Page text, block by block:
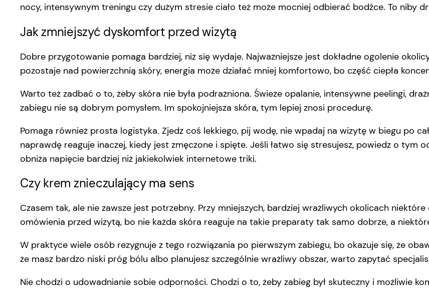
nocy, intensywnym treningu czy dużym stresie ciało też może mocniej odbierać bodźce. To niby
Jak zmniejszyć dyskomfort przed wizytą
Dobre przygotowanie pomaga bardziej, niż się wydaje. Najważniejsze jest dokładne ogolenie
pozostaje nad powierzchnią skóry, energia może działać mniej komfortowo, bo część ciepła
Warto też zadbać o to, żeby skóra nie była podrażniona. Świeże opalanie, intensywne peelingi,
zabiegu nie są dobrym pomysłem. Im spokojniejsza skóra, tym lepiej znosi procedurę.
Pomaga również prosta logistyka. Zjedz coś lekkiego, pij wodę, nie wpadaj na wizytę w biegu po
naprawdę reaguje inaczej, kiedy jest zmęczone i spięte. Jeśli łatwo się stresujesz, powiedz o tym
obniża napięcie bardziej niż jakiekolwiek internetowe triki.
Czy krem znieczulający ma sens
Czasem tak, ale nie zawsze jest potrzebny. Przy mniejszych, bardziej wrażliwych okolicach
omówienia przed wizytą, bo nie każda skóra reaguje na takie preparaty tak samo dobrze, a
W praktyce wiele osób rezygnuje z tego rozwiązania po pierwszym zabiegu, bo okazuje się, że
że masz bardzo niski próg bólu albo planujesz szczególnie wrażliwy obszar, warto zapytać
Nie chodzi o udowadnianie sobie odporności. Chodzi o to, żeby zabieg był skuteczny i możliwie